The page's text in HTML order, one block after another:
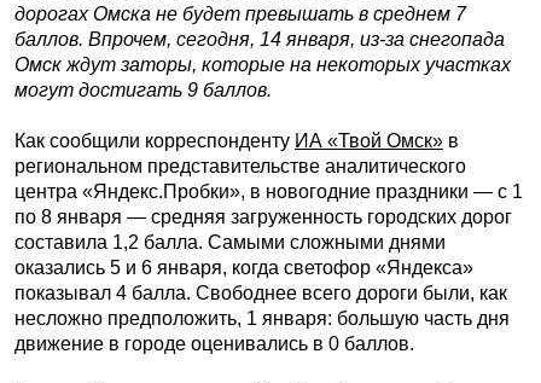
дорогах Омска не будет превышать в среднем 7
баллов. Впрочем, сегодня, 14 января, из-за снегопада
Омск ждут заторы, которые на некоторых участках
могут достигать 9 баллов.
Как сообщили корреспонденту ИА «Твой Омск» в
региональном представительстве аналитического
центра «Яндекс.Пробки», в новогодние праздники — с 1
по 8 января — средняя загруженность городских дорог
составила 1,2 балла. Самыми сложными днями
оказались 5 и 6 января, когда светофор «Яндекса»
показывал 4 балла. Свободнее всего дороги были, как
несложно предположить, 1 января: большую часть дня
движение в городе оценивались в 0 баллов.